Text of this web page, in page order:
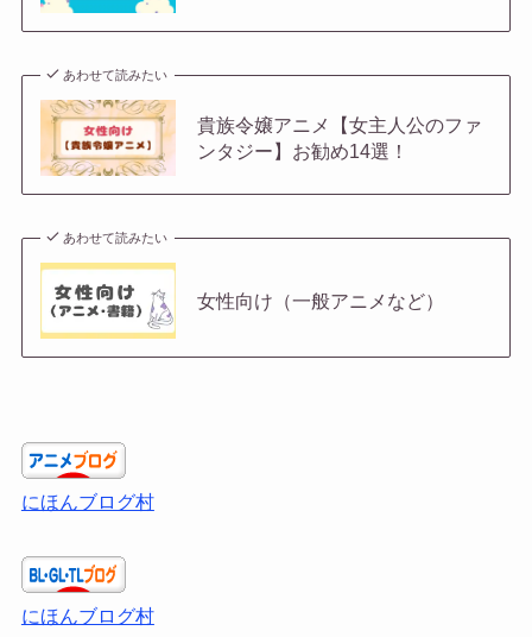
あわせて読みたい
貴族令嬢アニメ【女主人公のファ
ンタジー】お勧め14選！
あわせて読みたい
女性向け（一般アニメなど）
にほんブログ村
にほんブログ村